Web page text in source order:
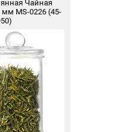
Чайная
MS-0226 (45-